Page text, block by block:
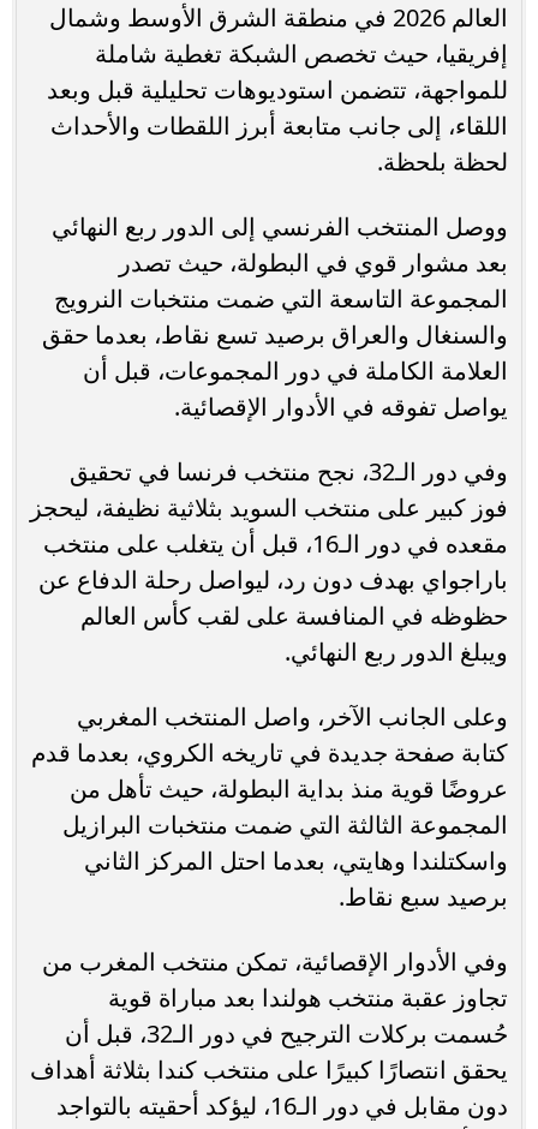
العالم 2026 في منطقة الشرق الأوسط وشمال
إفريقيا، حيث تخصص الشبكة تغطية شاملة
للمواجهة، تتضمن استوديوهات تحليلية قبل وبعد
اللقاء، إلى جانب متابعة أبرز اللقطات والأحداث
لحظة بلحظة.
ووصل المنتخب الفرنسي إلى الدور ربع النهائي
بعد مشوار قوي في البطولة، حيث تصدر
المجموعة التاسعة التي ضمت منتخبات النرويج
والسنغال والعراق برصيد تسع نقاط، بعدما حقق
العلامة الكاملة في دور المجموعات، قبل أن
يواصل تفوقه في الأدوار الإقصائية.
وفي دور الـ32، نجح منتخب فرنسا في تحقيق
فوز كبير على منتخب السويد بثلاثية نظيفة، ليحجز
مقعده في دور الـ16، قبل أن يتغلب على منتخب
باراجواي بهدف دون رد، ليواصل رحلة الدفاع عن
حظوظه في المنافسة على لقب كأس العالم
ويبلغ الدور ربع النهائي.
وعلى الجانب الآخر، واصل المنتخب المغربي
كتابة صفحة جديدة في تاريخه الكروي، بعدما قدم
عروضًا قوية منذ بداية البطولة، حيث تأهل من
المجموعة الثالثة التي ضمت منتخبات البرازيل
واسكتلندا وهايتي، بعدما احتل المركز الثاني
برصيد سبع نقاط.
وفي الأدوار الإقصائية، تمكن منتخب المغرب من
تجاوز عقبة منتخب هولندا بعد مباراة قوية
حُسمت بركلات الترجيح في دور الـ32، قبل أن
يحقق انتصارًا كبيرًا على منتخب كندا بثلاثة أهداف
دون مقابل في دور الـ16، ليؤكد أحقيته بالتواجد